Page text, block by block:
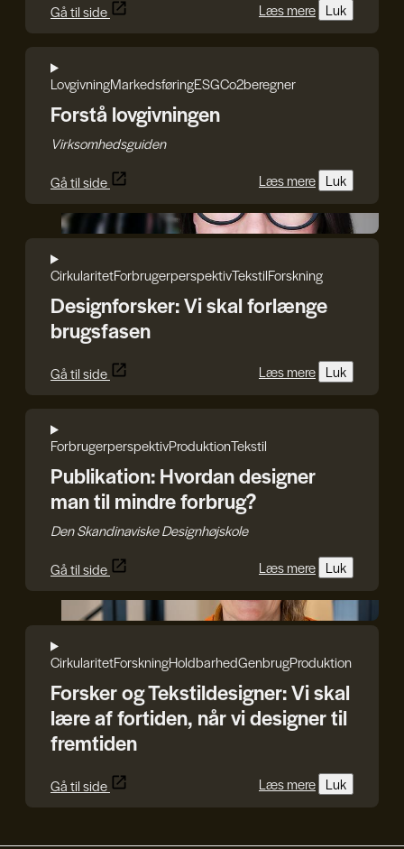
Gå til side
Læs mere Luk
LovgivningMarkedsføringESGCo2beregner
Forstå lovgivningen
Virksomhedsguiden
Gå til side
Læs mere Luk
Iryna Kucher
CirkularitetForbrugerperspektivTekstilForskning
Designforsker: Vi skal forlænge
brugsfasen
Gå til side Læs mere Luk
ForbrugerperspektivProduktionTekstil
Publikation: Hvordan designer
man til mindre forbrug?
Den Skandinaviske Designhøjskole
Gå til side
Læs mere Luk
Rasmus Blicher
CirkularitetForskningHoldbarhedGenbrugProduktion
Forsker og Tekstildesigner: Vi skal
lære af fortiden, når vi designer til
fremtiden
Gå til side Læs mere Luk